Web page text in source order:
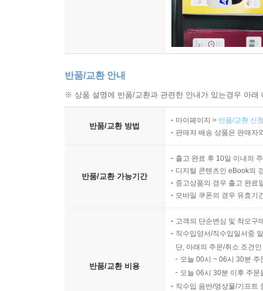
반품/교환 안내
※ 상품 설명에 반품/교환과 관련한 안내가 있는경우 아
반품/교환 방법
마이페이지 > 반품/교환 신
판매자 배송 상품은 판매자
반품/교환 가능기간
출고 완료 후 10일 이내의
디지털 콘텐츠인 eBook의
중고상품의 경우 출고 완료
모바일 쿠폰의 경우 유효기
반품/교환 비용
고객의 단순변심 및 착오구
직수입양서/직수입일서중
단, 아래의 주문/취소 조건
오늘 00시 ~ 06시 30분
오늘 06시 30분 이후 주
직수입 음반/영상물/기프트